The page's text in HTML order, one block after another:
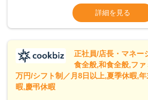
います。私たちは、多様な働き方を提供
に合わせた柔軟な勤務時間や働きやすい
います。
※残業代全額支給
※経験に応じて応相談①ナ
給245,800円～②エリア
詳細を見る
正社員/店長・マネー
食全般,和食全般,フ
万円/シフト制／月8日以上,夏季休暇,
暇,慶弔休暇